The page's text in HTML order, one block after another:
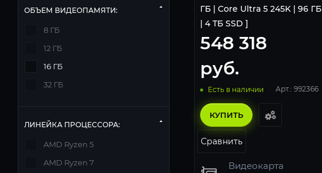
ГБ | Core Ultra 5 245K | 96 ГБ
| 4 ТБ SSD ]
548 318
руб.
Есть в наличии Арт.: 992366
КУПИТЬ
Сравнить
Видеокарта
ОБЪЕМ ВИДЕОПАМЯТИ:
8 ГБ
12 ГБ
16 ГБ
32 ГБ
ЛИНЕЙКА ПРОЦЕССОРА:
AMD Ryzen 5
AMD Ryzen 7